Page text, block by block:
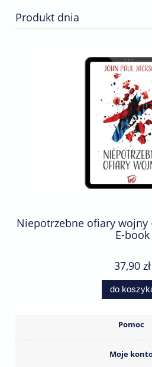
Produkt dnia
Niepotrzebne ofiary wojny
E-book
37,90 zł
do
Pomoc
Moje